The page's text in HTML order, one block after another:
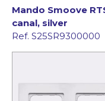
Mando Smoove
canal, silver
Ref. S25SR9300000